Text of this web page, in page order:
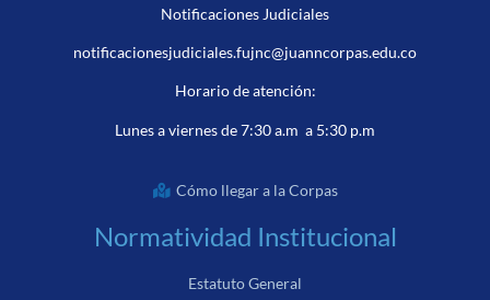
Notificaciones Judiciales
notificacionesjudiciales.fujnc@juanncorpas.edu.co
Horario de atención:
Lunes a viernes de 7:30 a.m a 5:30 p.m
Cómo llegar a la Corpas
Normatividad Institucional
Estatuto General